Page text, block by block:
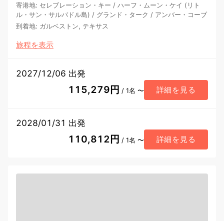
寄港地: セレブレーション・キー / ハーフ・ムーン・ケイ (リト
ル・サン・サルバドル島) / グランド・ターク / アンバー・コーブ
到着地: ガルベストン, テキサス
旅程を表示
2027/12/06 出発
115,279円 / 1名 〜 詳細を見る
2028/01/31 出発
110,812円 / 1名 〜 詳細を見る